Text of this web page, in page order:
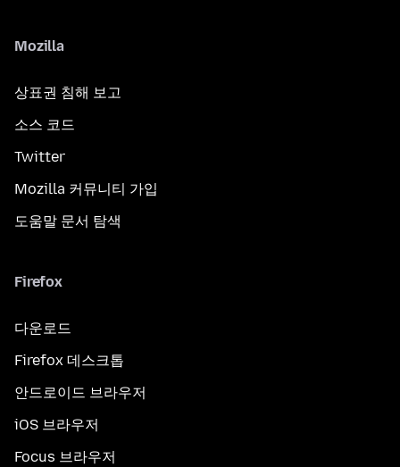
Mozilla
상표권 침해 보고
소스 코드
Twitter
Mozilla 커뮤니티 가입
도움말 문서 탐색
Firefox
다운로드
Firefox 데스크톱
안드로이드 브라우저
iOS 브라우저
Focus 브라우저